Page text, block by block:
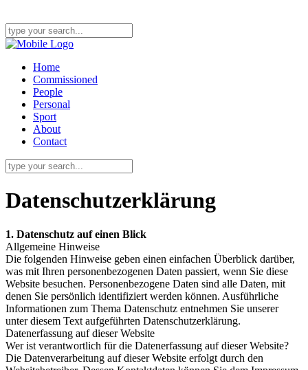
Home
Commissioned
People
Personal
Sport
About
Contact
Datenschutzerklärung
1. Datenschutz auf einen Blick
Allgemeine Hinweise
Die folgenden Hinweise geben einen einfachen Überblick darüber,
was mit Ihren personenbezogenen Daten passiert, wenn Sie diese
Website besuchen. Personenbezogene Daten sind alle Daten, mit
denen Sie persönlich identifiziert werden können. Ausführliche
Informationen zum Thema Datenschutz entnehmen Sie unserer
unter diesem Text aufgeführten Datenschutzerklärung.
Datenerfassung auf dieser Website
Wer ist verantwortlich für die Datenerfassung auf dieser Website?
Die Datenverarbeitung auf dieser Website erfolgt durch den